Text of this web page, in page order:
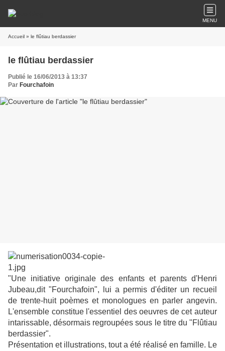
MENU
Accueil » le flûtiau berdassier
le flûtiau berdassier
Publié le 16/06/2013 à 13:37
Par Fourchafoin
"Une initiative originale des enfants et parents d'Henri
Jubeau,dit "Fourchafoin", lui a permis d'éditer un recueil
de trente-huit poèmes et monologues en parler angevin.
L'ensemble constitue l'essentiel des oeuvres de cet auteur
intarissable, désormais regroupées sous le titre du "Flûtiau
berdassier".
Présentation et illustrations, tout a été réalisé en famille. Le